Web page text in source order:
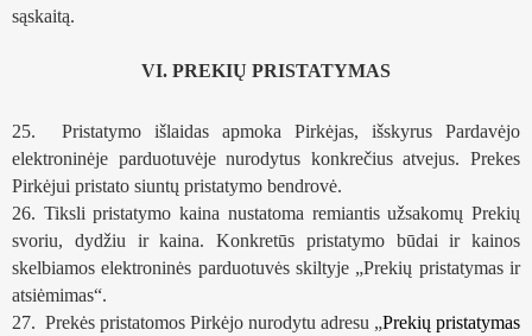
sąskaitą.
VI. PREKIŲ PRISTATYMAS
25.  Pristatymo išlaidas apmoka Pirkėjas, išskyrus Pardavėjo
elektroninėje parduotuvėje nurodytus konkrečius atvejus. Prekes
Pirkėjui pristato siuntų pristatymo bendrovė.
26. Tiksli pristatymo kaina nustatoma remiantis užsakomų Prekių
svoriu, dydžiu ir kaina. Konkretūs pristatymo būdai ir kainos
skelbiamos elektroninės parduotuvės skiltyje „Prekių pristatymas ir
atsiėmimas“.
27.  Prekės pristatomos Pirkėjo nurodytu adresu „Prekių pristatymas